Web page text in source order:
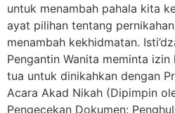
untuk menambah pahala kita
ayat pilihan tentang
menambah kekhidmatan.
Pengantin Wanita meminta
tua untuk dinikahkan dengan
Acara Akad Nikah (Dipimpin
Pengecekan Dokumen: